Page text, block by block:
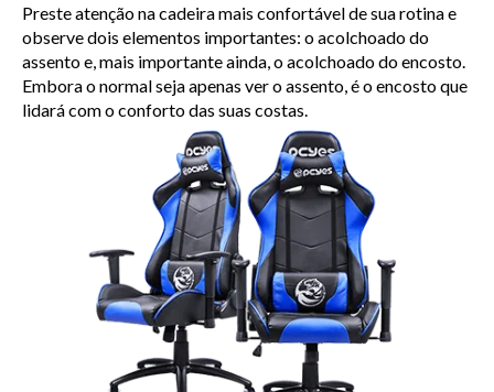
Preste atenção na cadeira mais confortável de sua rotina e
observe dois elementos importantes: o acolchoado do
assento e, mais importante ainda, o acolchoado do encosto.
Embora o normal seja apenas ver o assento, é o encosto que
lidará com o conforto das suas costas.